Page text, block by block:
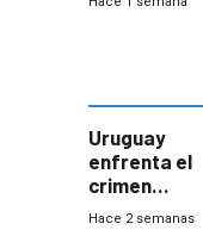
Uruguay
enfrenta el
crimen
organizado
Hace 2 semanas